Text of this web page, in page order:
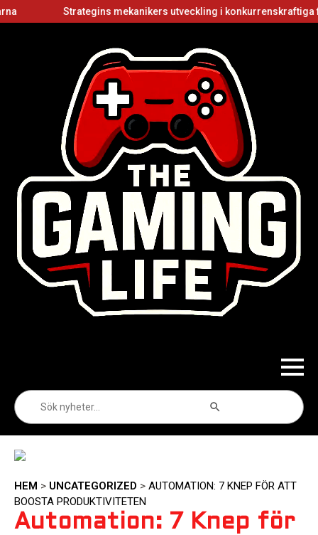
Strategins mekanikers utveckling i konkurrenskraftiga
efter:
HEM > UNCATEGORIZED > AUTOMATION: 7 KNEP FÖR ATT
BOOSTA PRODUKTIVITETEN
Automation: 7 Knep för